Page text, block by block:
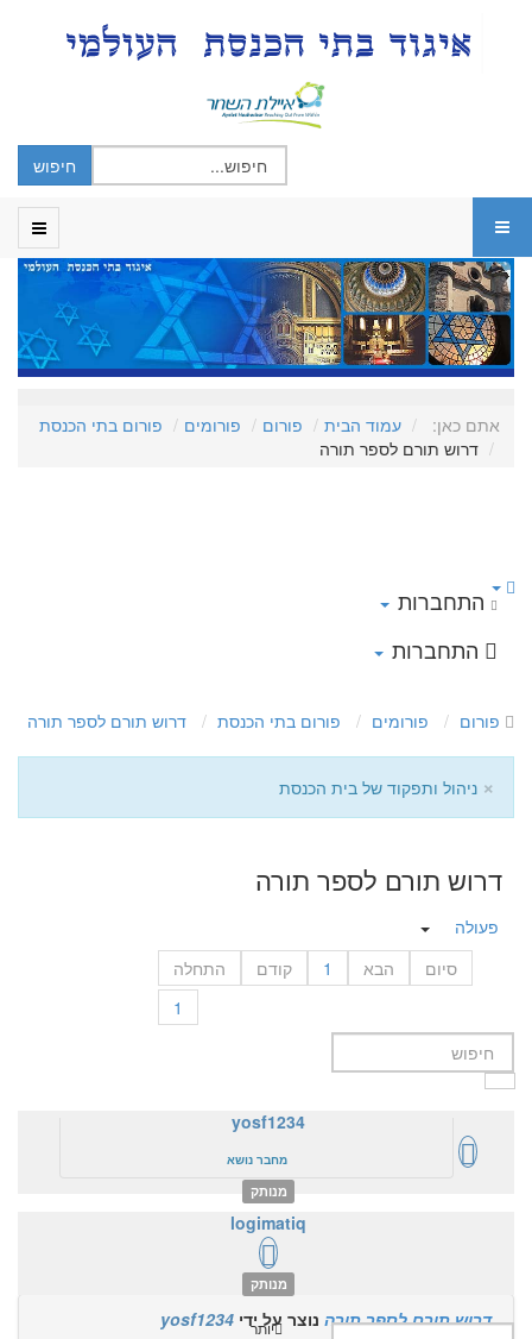
אתם כאן: עמוד הבית פורום פורומים
פורום בתי הכנסת
דרוש תורם לספר תורה
התחברות
התחברות
פורום פורומים פורום בתי הכנסת דרוש תורם לספר תורה
× ניהול ותפקוד של בית הכנסת
דרוש תורם לספר תורה
פעולה
התחלה
קודם 1 הבא
סיום
1
yosf1234
מחבר נושא
מנותק
יותר
yosf1234
דרוש תורם לספר תורה נוצר על ידי yosf1234
logimatiq
מנותק
יותר